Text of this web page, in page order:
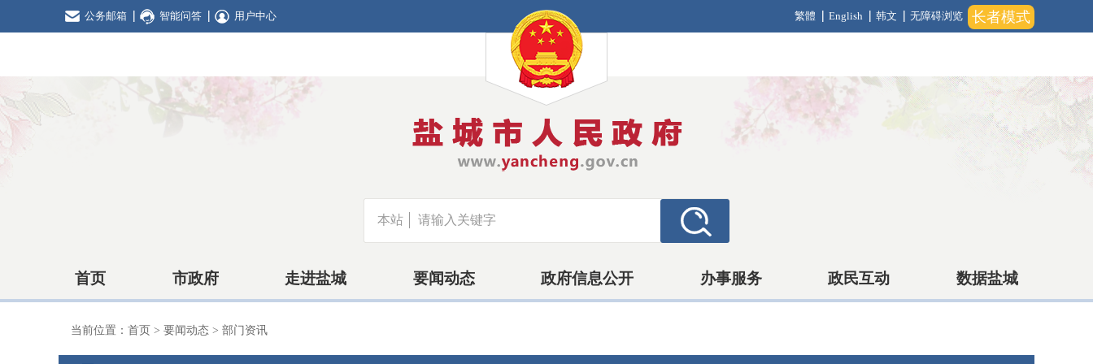
长者模式
公务邮箱 智能问答 用户中心 繁體 English 韩文 无障碍浏览
本站
首页 市政府 走进盐城 要闻动态 政府信息公开 办事服务 政民互动 数据盐城
当前位置： 首页 > 要闻动态 > 部门资讯